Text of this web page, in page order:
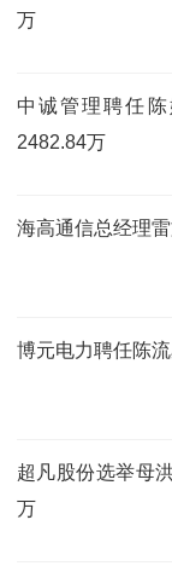
万
中诚管理聘任
2482.84万
海高通信总经理
博元电力聘任陈
超凡股份选举母
万